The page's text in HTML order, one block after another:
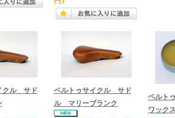
クル サド
ベルトゥサイクル サド
ル マリーブランク
ベルト
ワックス